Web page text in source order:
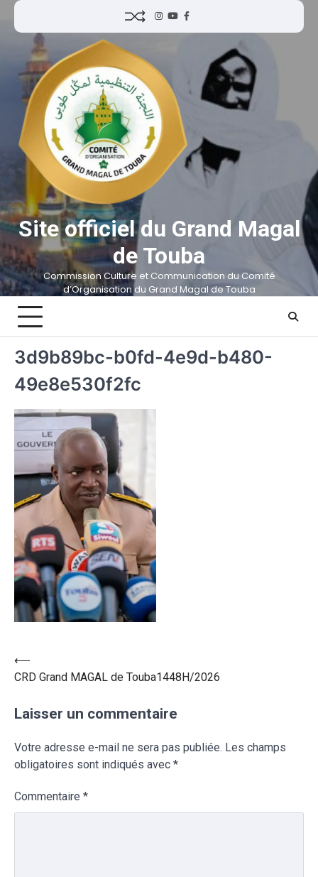
Site officiel du Grand Magal
de Touba
Commission Culture et Communication du Comité
d’Organisation du Grand Magal de Touba
3d9b89bc-b0fd-4e9d-b480-
49e8e530f2fc
⟵
CRD Grand MAGAL de Touba1448H/2026
Laisser un commentaire
Votre adresse e-mail ne sera pas publiée. Les champs
obligatoires sont indiqués avec *
Commentaire *